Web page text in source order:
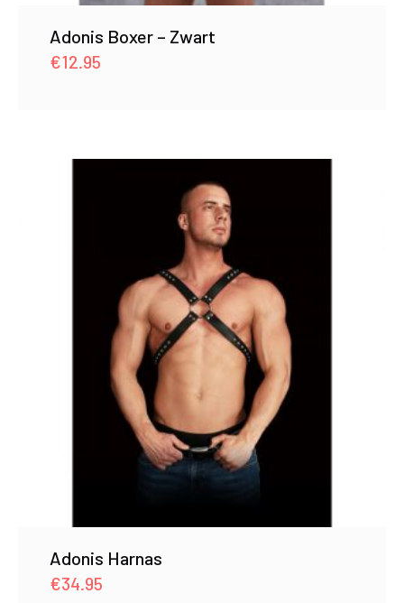
Adonis Boxer – Zwart
€12.95
Adonis Harnas
€34.95